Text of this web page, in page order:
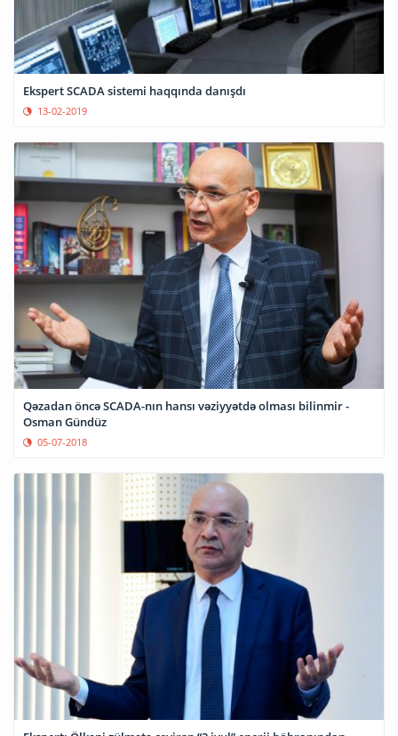
Ekspert SCADA sistemi haqqında danışdı
13-02-2019
Qəzadan öncə SCADA-nın hansı vəziyyətdə olması bilinmir -
Osman Gündüz
05-07-2018